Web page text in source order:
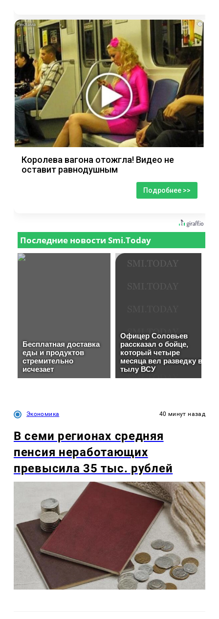
i
Королева вагона отожгла! Видео не
оставит равнодушным
Подробнее >>
Экономика 40 минут назад
В семи регионах средняя
пенсия неработающих
превысила 35 тыс. рублей